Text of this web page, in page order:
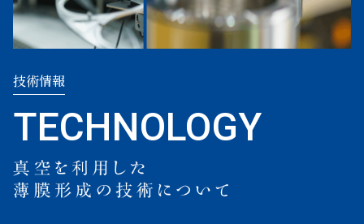
技術情報